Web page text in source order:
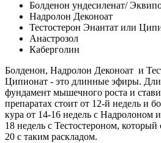
Болденон ундесиленат/
Надролон Деконоат
Тестостерон Энантат или
Анастрозол
Каберголин
Болденон, Надролон Деконоат и
Ципионат - это длинные эфиры.
фундамент мышечного роста и
препаратах стоит от 12-й недель и
кура от 14-16 недель с Надролоном
18 недель с Тестостероном, который
20 с таким раскладом.